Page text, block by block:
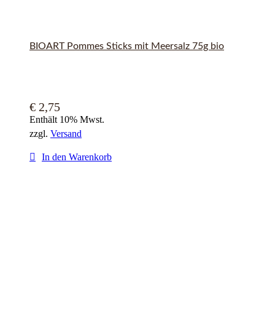
BIOART Pommes Sticks mit Meersalz 75g bio
€ 2,75
Enthält 10% Mwst.
zzgl. Versand
In den Warenkorb